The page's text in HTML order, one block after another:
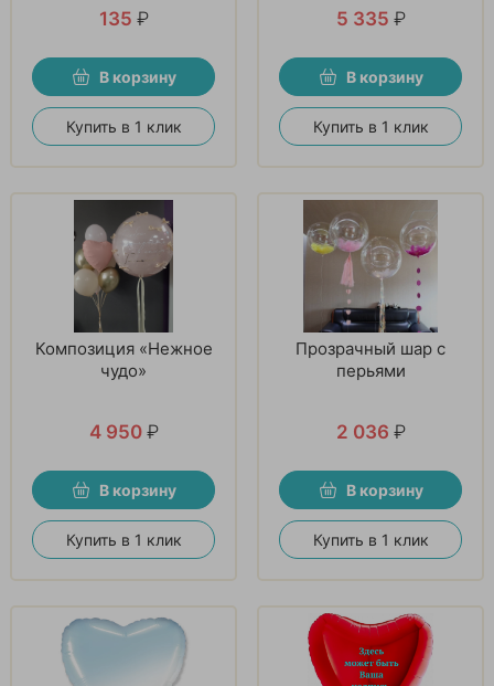
135 ₽
В корзину
Купить в 1 клик
5 335 ₽
В корзину
Купить в 1 клик
Композиция «Нежное
чудо»
4 950 ₽
В корзину
Купить в 1 клик
Прозрачный шар с
перьями
2 036 ₽
В корзину
Купить в 1 клик